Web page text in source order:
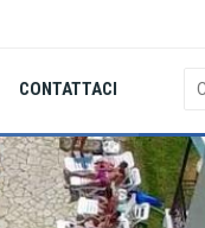
CONTATTACI